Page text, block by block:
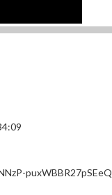
puxWBBR27pSEeQ